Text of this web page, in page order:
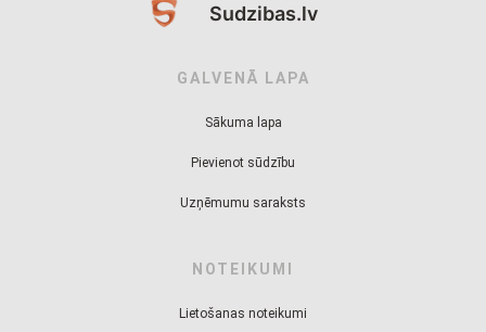
Sudzibas.lv
GALVENĀ LAPA
Sākuma lapa
Pievienot sūdzību
Uzņēmumu saraksts
NOTEIKUMI
Lietošanas noteikumi